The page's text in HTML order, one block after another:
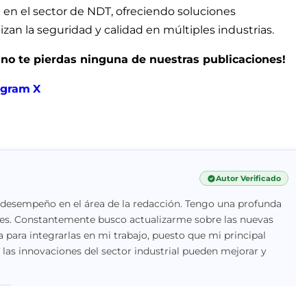
el sector de NDT, ofreciendo soluciones
la seguridad y calidad en múltiples industrias.
te pierdas ninguna de nuestras publicaciones!
X
Autor Verificado
en el área de la redacción. Tengo una profunda
Constantemente busco actualizarme sobre las nuevas
para integrarlas en mi trabajo, puesto que mi principal
innovaciones del sector industrial pueden mejorar y